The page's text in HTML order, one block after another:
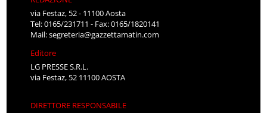
via Festaz, 52 - 11100 Aosta
Tel: 0165/231711 - Fax: 0165/1820141
Mail:segreteria@gazzettamatin.com
Editore
LG PRESSE S.R.L.
via Festaz, 52 11100 AOSTA
DIRETTORE RESPONSABILE